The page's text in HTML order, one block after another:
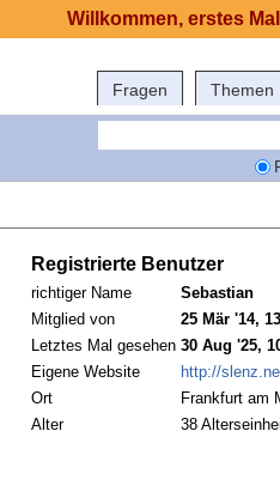
Fragen Themen
Registrierte Benutzer
richtiger Name
Sebastian
Mitglied von
25 Mär '14,
Letztes Mal gesehen 30 Aug '25,
Eigene Website
http://
Ort
Frankfurt am
Alter
38
Willkommen, erstes